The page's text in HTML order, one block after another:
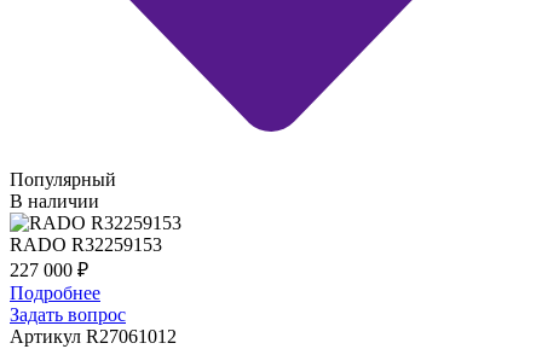
Популярный
В наличии
RADO R32259153
227 000 ₽
Подробнее
Задать вопрос
Артикул R27061012